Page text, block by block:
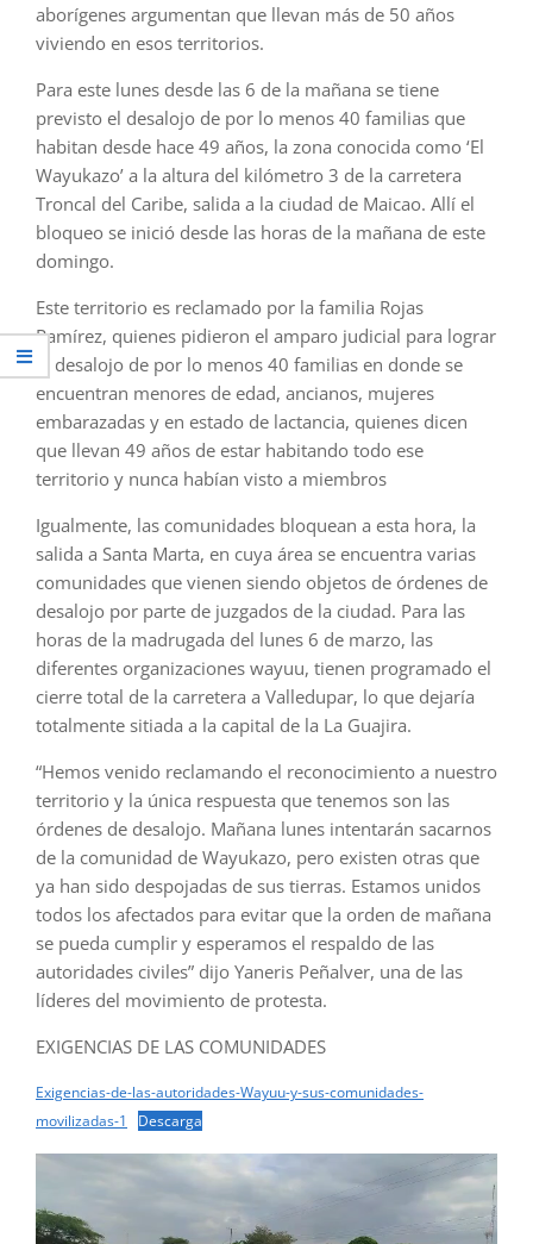
aborígenes argumentan que llevan más de 50 años
viviendo en esos territorios.
Para este lunes desde las 6 de la mañana se tiene
previsto el desalojo de por lo menos 40 familias que
habitan desde hace 49 años, la zona conocida como ‘El
Wayukazo’ a la altura del kilómetro 3 de la carretera
Troncal del Caribe, salida a la ciudad de Maicao. Allí el
bloqueo se inició desde las horas de la mañana de este
domingo.
Este territorio es reclamado por la familia Rojas
Ramírez, quienes pidieron el amparo judicial para lograr
el desalojo de por lo menos 40 familias en donde se
encuentran menores de edad, ancianos, mujeres
embarazadas y en estado de lactancia, quienes dicen
que llevan 49 años de estar habitando todo ese
territorio y nunca habían visto a miembros
Igualmente, las comunidades bloquean a esta hora, la
salida a Santa Marta, en cuya área se encuentra varias
comunidades que vienen siendo objetos de órdenes de
desalojo por parte de juzgados de la ciudad. Para las
horas de la madrugada del lunes 6 de marzo, las
diferentes organizaciones wayuu, tienen programado el
cierre total de la carretera a Valledupar, lo que dejaría
totalmente sitiada a la capital de la La Guajira.
“Hemos venido reclamando el reconocimiento a nuestro
territorio y la única respuesta que tenemos son las
órdenes de desalojo. Mañana lunes intentarán sacarnos
de la comunidad de Wayukazo, pero existen otras que
ya han sido despojadas de sus tierras. Estamos unidos
todos los afectados para evitar que la orden de mañana
se pueda cumplir y esperamos el respaldo de las
autoridades civiles” dijo Yaneris Peñalver, una de las
líderes del movimiento de protesta.
EXIGENCIAS DE LAS COMUNIDADES
Exigencias-de-las-autoridades-Wayuu-y-sus-comunidades-
movilizadas-1
Descarga